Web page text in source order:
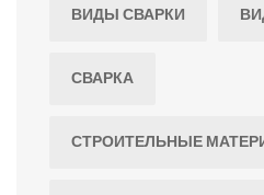
ВИДЫ СВАРКИ
СВАРКА
СТРОИТЕЛЬНЫЕ